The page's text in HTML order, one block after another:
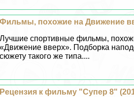
Фильмы, похожие на Движение
Лучшие спортивные фильмы,
«Движение вверх». Подборка
сюжету такого же типа....
Рецензия к фильму "Супер 8"